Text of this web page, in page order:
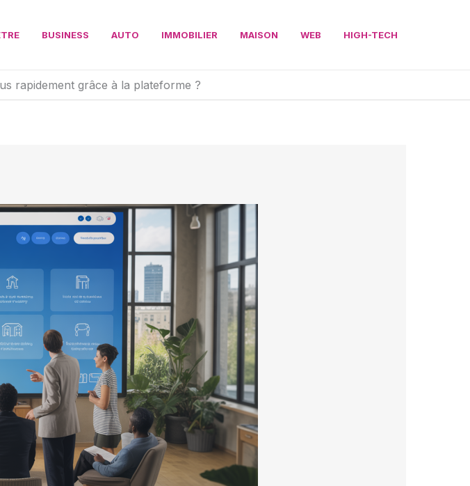
BUSINESS AUTO IMMOBILIER MAISON WEB HIGH-TECH
rapidement grâce à la plateforme ?